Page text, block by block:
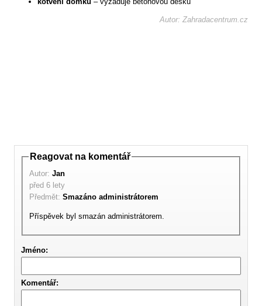
Autor: Zahradacentrum.cz
Reagovat na komentář
Autor: Jan
před 6 lety
Předmět: Smazáno administrátorem
Příspěvek byl smazán administrátorem.
Jméno:
Komentář: